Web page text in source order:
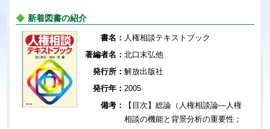
新着図書の紹介
書名： 人権相談テキストブック
著編者名：北口末弘他
発行所：解放出版社
発行年： 2005
備考：
【目次】総論（人権相談論―人権
相談の機能と背景分析の重要性；